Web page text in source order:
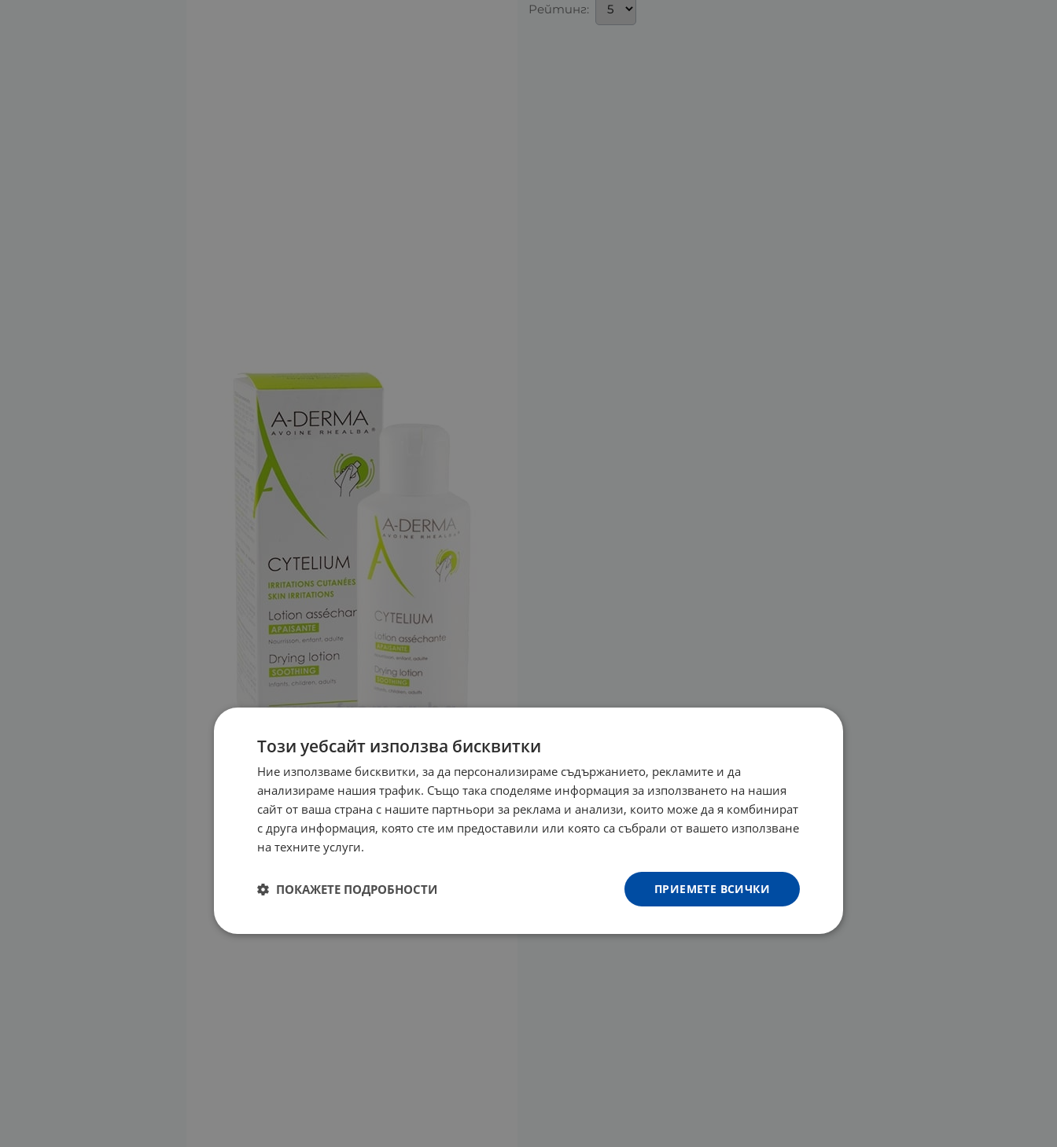
Рейтинг:
Този уебсайт използва бисквитки
Ние използваме бисквитки, за да персонализираме съдържанието, рекламите и да
анализираме нашия трафик. Също така споделяме информация за използването на нашия
сайт от ваша страна с нашите партньори за реклама и анализи, които може да я комбинират
с друга информация, която сте им предоставили или която са събрали от вашето използване
на техните услуги.
ПРИЕМЕТЕ ВСИЧКИ
ПОКАЖЕТЕ ПОДРОБНОСТИ